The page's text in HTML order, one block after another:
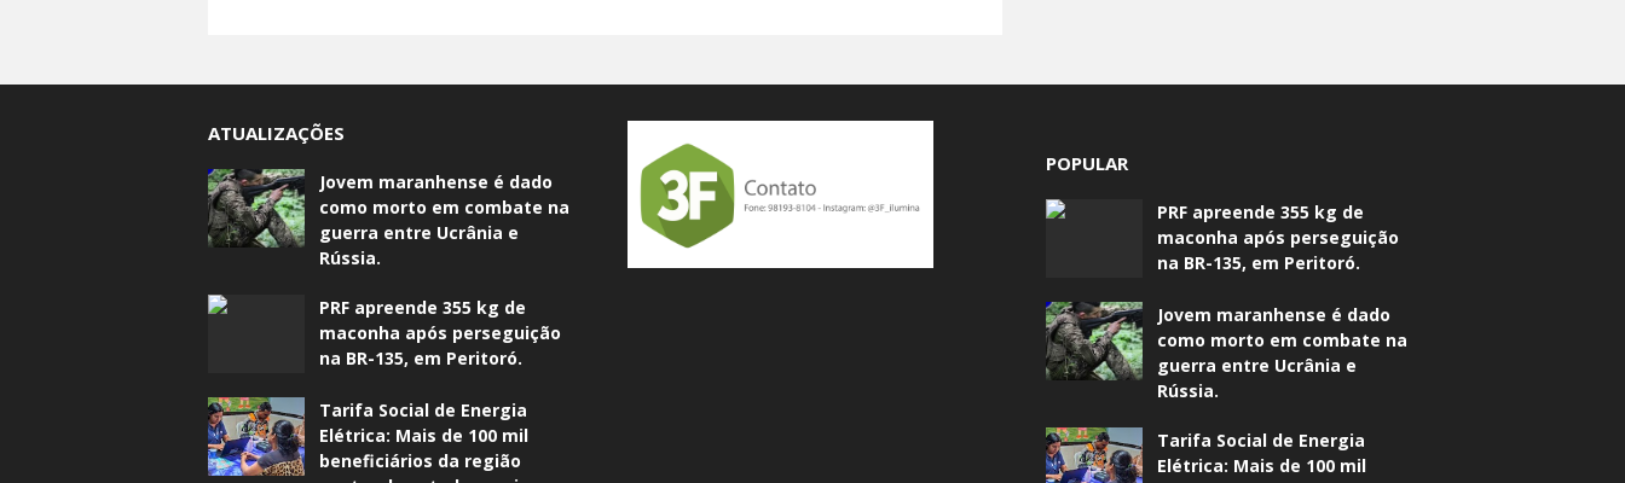
ATUALIZAÇÕES
Jovem maranhense é dado
como morto em combate na
guerra entre Ucrânia e
Rússia.
PRF apreende 355 kg de
maconha após perseguição
na BR-135, em Peritoró.
Tarifa Social de Energia
Elétrica: Mais de 100 mil
beneficiários da região
POPULAR
PRF apreende 355 kg de
maconha após perseguição
na BR-135, em Peritoró.
Jovem maranhense é dado
como morto em combate na
guerra entre Ucrânia e
Rússia.
Tarifa Social de Energia
Elétrica: Mais de 100 mil